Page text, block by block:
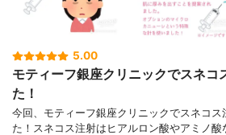
5.00
モティーフ銀座クリニックでスネコ
た！
今回、モティーフ銀座クリニックでスネコス
た！スネコス注射はヒアルロン酸やアミノ酸